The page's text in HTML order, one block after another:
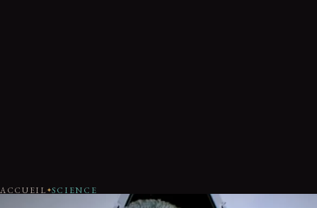
ACCUEIL SCIENCE